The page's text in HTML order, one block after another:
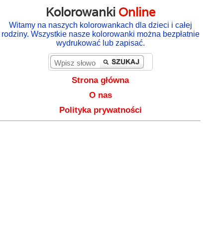
Kolorowanki Online
Witamy na naszych kolorowankach dla dzieci i całej
rodziny. Wszystkie nasze kolorowanki można bezpłatnie
wydrukować lub zapisać.
Strona główna
O nas
Polityka prywatności